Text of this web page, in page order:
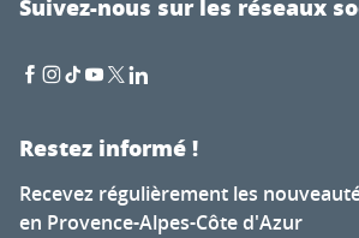
Suivez-nous sur les réseaux
Restez informé !
Recevez régulièrement les
en Provence-Alpes-Côte d'Azur